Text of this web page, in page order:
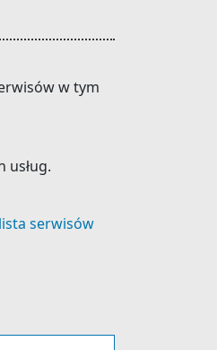
w tym
usług.
serwisów